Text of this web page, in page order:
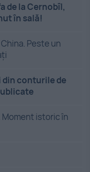
de la Cernobîl,
în sală!
Peste un
din conturile de
Moment istoric în